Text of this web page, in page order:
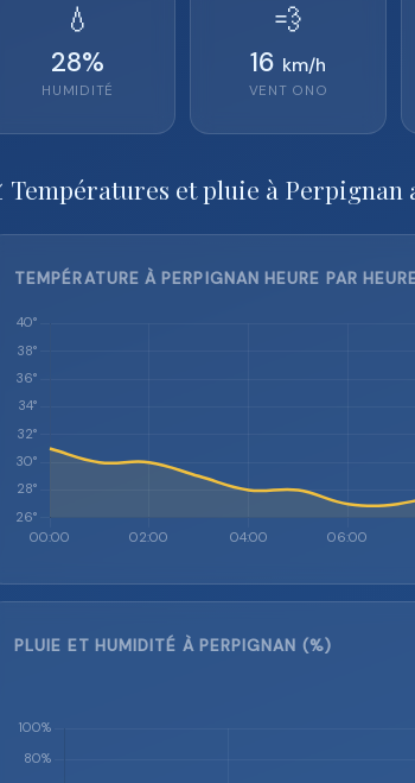
💧
28%
HUMIDITÉ
💨
16 km/h
VENT ONO
Températures et pluie à Perpignan
TEMPÉRATURE À PERPIGNAN HEURE PAR
PLUIE ET HUMIDITÉ À PERPIGNAN (%)